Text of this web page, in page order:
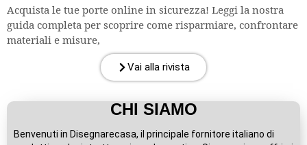
Acquista le tue porte online in sicurezza! Leggi la nostra
guida completa per scoprire come risparmiare, confrontare
materiali e misure,
Vai alla rivista
CHI SIAMO
Benvenuti in Disegnarecasa, il principale fornitore italiano di